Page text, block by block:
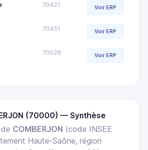
70421 Voir ERP
70451 Voir ERP
70026 Voir ERP
(70000) — Synthèse
COMBERJON (code INSEE
Haute-Saône, région